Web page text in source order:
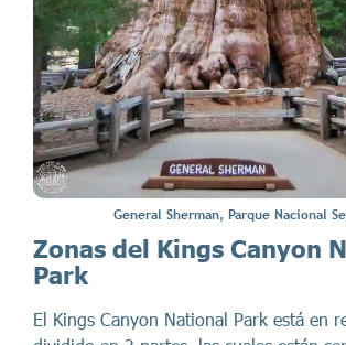
General Sherman, Parque Nacional
Zonas del Kings Canyon
Park
El Kings Canyon National Park está en